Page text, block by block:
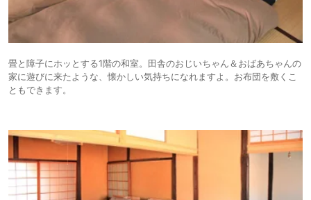
畳と障子にホッとする1階の和室。田舎のおじいちゃん＆おばあちゃんの
家に遊びに来たような、懐かしい気持ちになれますよ。お布団を敷くこ
ともできます。